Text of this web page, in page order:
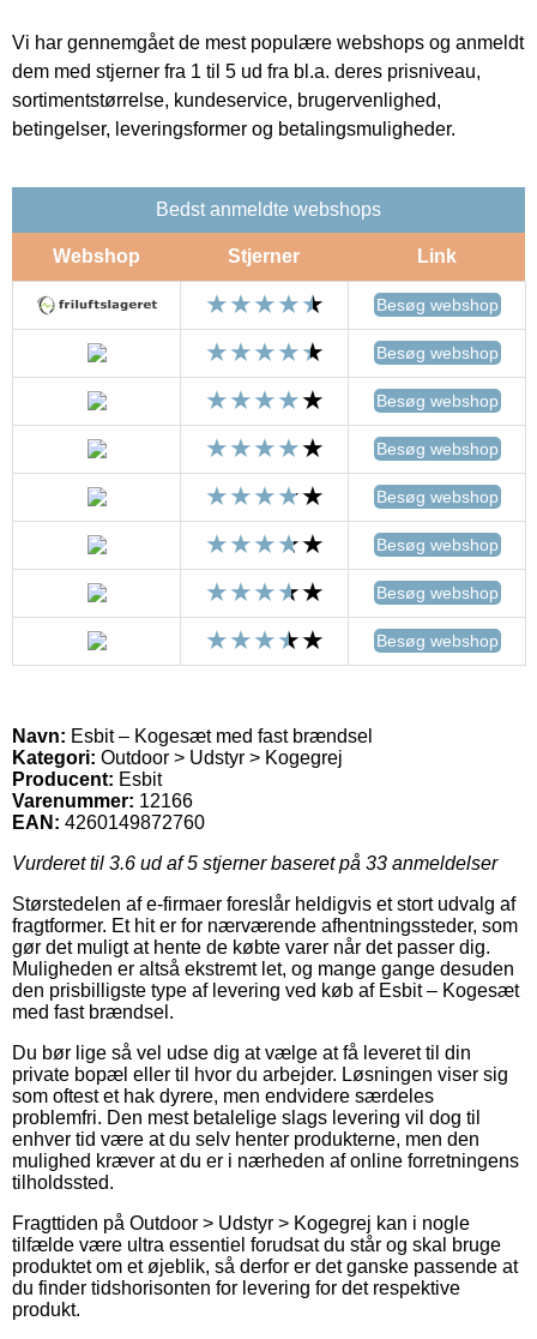
Vi har gennemgået de mest populære webshops og anmeldt
dem med stjerner fra 1 til 5 ud fra bl.a. deres prisniveau,
sortimentstørrelse, kundeservice, brugervenlighed,
betingelser, leveringsformer og betalingsmuligheder.
Bedst anmeldte webshops
Webshop Stjerner Link
Besøg webshop
Besøg webshop
Besøg webshop
Besøg webshop
Besøg webshop
Besøg webshop
Besøg webshop
Besøg webshop
Navn: Esbit – Kogesæt med fast brændsel
Kategori: Outdoor > Udstyr > Kogegrej
Producent: Esbit
Varenummer: 12166
EAN: 4260149872760
Vurderet til 3.6 ud af 5 stjerner baseret på 33 anmeldelser
Størstedelen af e-firmaer foreslår heldigvis et stort udvalg af
fragtformer. Et hit er for nærværende afhentningssteder, som
gør det muligt at hente de købte varer når det passer dig.
Muligheden er altså ekstremt let, og mange gange desuden
den prisbilligste type af levering ved køb af Esbit – Kogesæt
med fast brændsel.
Du bør lige så vel udse dig at vælge at få leveret til din
private bopæl eller til hvor du arbejder. Løsningen viser sig
som oftest et hak dyrere, men endvidere særdeles
problemfri. Den mest betalelige slags levering vil dog til
enhver tid være at du selv henter produkterne, men den
mulighed kræver at du er i nærheden af online forretningens
tilholdssted.
Fragttiden på Outdoor > Udstyr > Kogegrej kan i nogle
tilfælde være ultra essentiel forudsat du står og skal bruge
produktet om et øjeblik, så derfor er det ganske passende at
du finder tidshorisonten for levering for det respektive
produkt.